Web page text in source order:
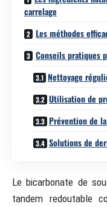
carrelage
Les méthodes
Conseils pratiques
Nettoyage
Utilisation de
Prévention de
Solutions de
Le bicarbonate de
tandem redoutable